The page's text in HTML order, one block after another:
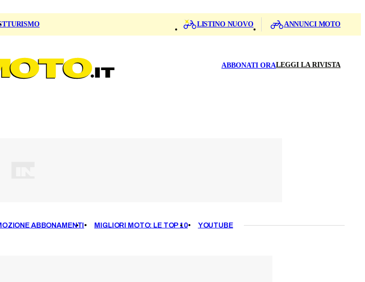
TURISMO LISTINO NUOVO ANNUNCI MOTO
ABBONATI ORALEGGI LA RIVISTA
ABBONAMENTI MIGLIORI MOTO: LE TOP 10 YOUTUBE